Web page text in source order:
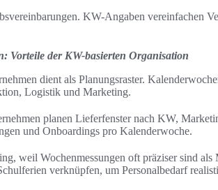
KW-Angaben vereinfachen
Vorteile der KW-basierten Organisation
dient als Planungsraster.
Logistik und Marketing.
planen Lieferfenster nach KW,
und Onboardings pro Kalenderwoche.
weil Wochenmessungen oft präziser sind als
verknüpfen, um Personalbedarf